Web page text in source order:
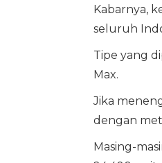
Kabarnya,
seluruh
Tipe yang
Max.
Jika
dengan
Masing-